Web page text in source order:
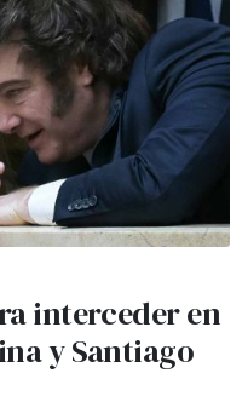
interceder en
y Santiago